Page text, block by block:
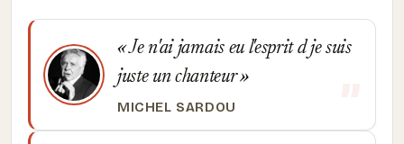
Je n'ai jamais eu l'esprit d je suis
juste un chanteur
MICHEL SARDOU